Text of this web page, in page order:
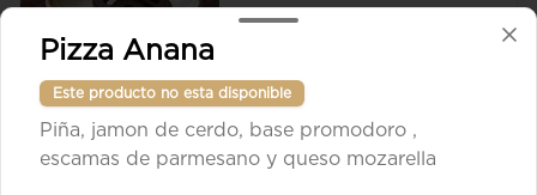
Aceituna verde entera
Pizza Anana
Este producto no esta disponible
Piña, jamon de cerdo, base promodoro ,
escamas de parmesano y queso mozarella